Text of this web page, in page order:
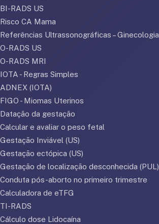
BI-RADS US
Risco CA Mama
Referências Ultrassonográficas – Ginecologia
O-RADS US
O-RADS MRI
IOTA - Regras Simples
ADNEX (IOTA)
FIGO - Miomas Uterinos
Datação da gestação
Calcular e avaliar o peso fetal
Gestação Inviável (US)
Gestação ectópica (US)
Gestação de localização desconhecida (PUL)
Conduta pós-aborto no primeiro trimestre
Calculadora de eTFG
TI-RADS
Cálculo dose Lidocaína